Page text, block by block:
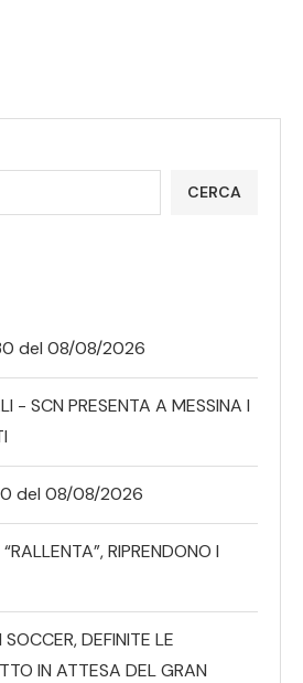
CERCA
del 08/08/2026
- SCN PRESENTA A MESSINA I
del 08/08/2026
RIPRENDONO I
DEFINITE LE
IN ATTESA DEL GRAN